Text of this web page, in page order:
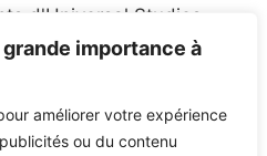
importance à
améliorer votre expérience
ou du contenu
d'Universal Studios